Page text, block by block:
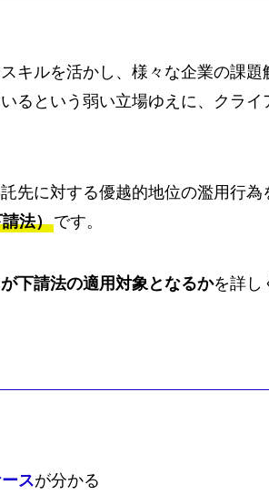
キルを活かし、様々な企業の課題
るという弱い立場ゆえに、クライ
先に対する優越的地位の濫用行為
法）です。
下請法の適用対象となるかを詳し
スが分かる